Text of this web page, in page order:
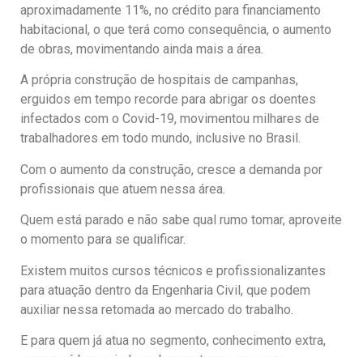
aproximadamente 11%, no crédito para financiamento
habitacional, o que terá como consequência, o aumento
de obras, movimentando ainda mais a área.
A própria construção de hospitais de campanhas,
erguidos em tempo recorde para abrigar os doentes
infectados com o Covid-19, movimentou milhares de
trabalhadores em todo mundo, inclusive no Brasil.
Com o aumento da construção, cresce a demanda por
profissionais que atuem nessa área.
Quem está parado e não sabe qual rumo tomar, aproveite
o momento para se qualificar.
Existem muitos cursos técnicos e profissionalizantes
para atuação dentro da Engenharia Civil, que podem
auxiliar nessa retomada ao mercado do trabalho.
E para quem já atua no segmento, conhecimento extra,